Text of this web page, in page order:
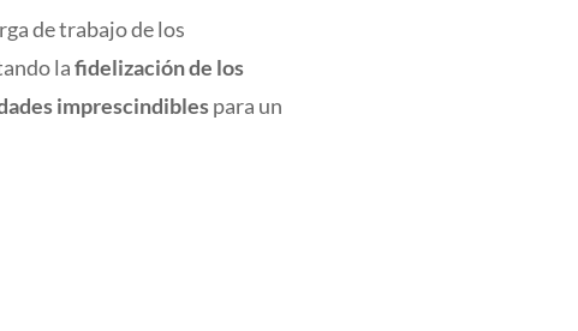
de trabajo de los
lafidelización de los
imprescindiblespara un